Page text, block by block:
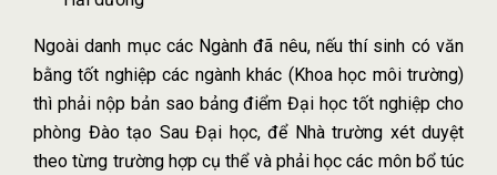
Ngoài danh mục các Ngành đã nêu, nếu thí sinh có văn
bằng tốt nghiệp các ngành khác (Khoa học môi trường)
thì phải nộp bản sao bảng điểm Đại học tốt nghiệp cho
phòng Đào tạo Sau Đại học, để Nhà trường xét duyệt
theo từng trường hợp cụ thể và phải học các môn bổ túc